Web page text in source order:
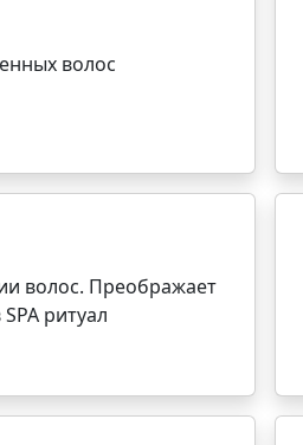
волос
волос. Преображает
ритуал